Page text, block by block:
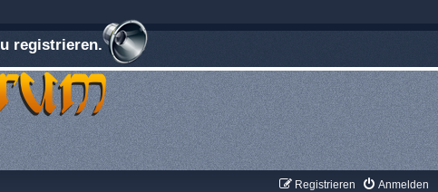
registrieren.
Anmelden
Registrieren